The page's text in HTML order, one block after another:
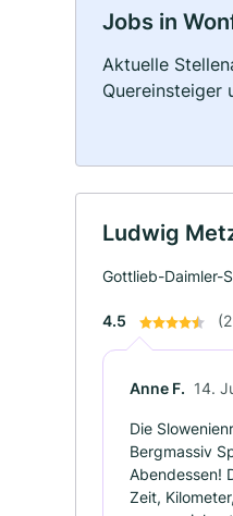
Jobs in
Aktuelle
Quereinsteiger
Ludwig
Gottlieb-Daimler-
4.5
Anne F. 14.
Die
Bergmassiv
Abendessen!
Zeit,